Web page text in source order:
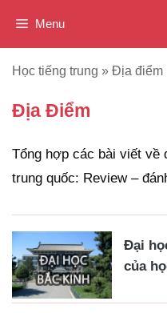
Menu
Học tiếng trung » Địa điểm
Địa Điểm
Tổng hợp các bài viết về
trung quốc: Review –
Đại
của